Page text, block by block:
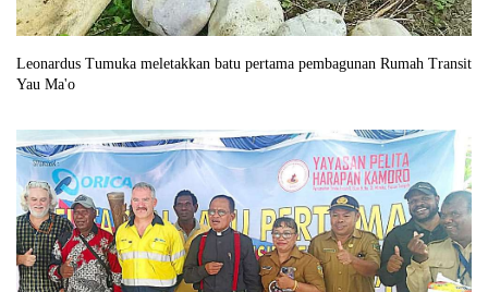
Leonardus Tumuka meletakkan batu pertama pembagunan Rumah Transit
Yau Ma'o